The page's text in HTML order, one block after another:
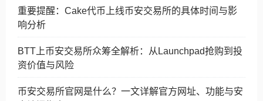
重要提醒：Cake代币上线币安交易所的具体时间与影
响分析
BTT上币安交易所众筹全解析：从Launchpad抢购到投
资价值与风险
币安交易所官网是什么？一文详解官方网址、功能与安